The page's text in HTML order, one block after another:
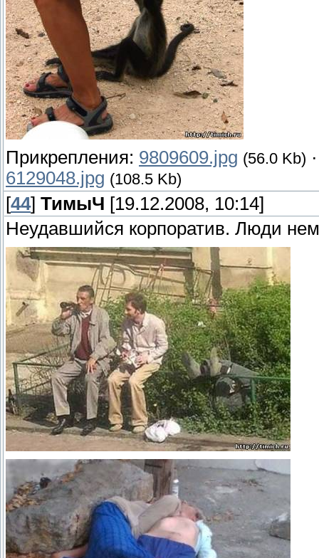
Прикрепления: 9809609.jpg (56.0 Kb)
6129048.jpg (108.5 Kb)
[44] ТимыЧ [19.12.2008, 10:14]
Неудавшийся корпоратив. Люди